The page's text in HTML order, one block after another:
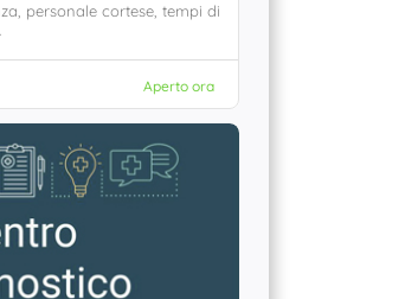
personale cortese, tempi di
Aperto ora